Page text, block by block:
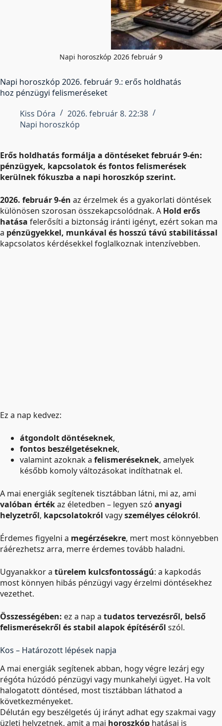
Napi horoszkóp 2026 február 9
Napi horoszkóp 2026. február 9.: erős holdhatás
hoz pénzügyi felismeréseket
Kiss Dóra
2026. február 8. 22:38
Napi horoszkóp
Erős holdhatás formálja a döntéseket február 9-én:
pénzügyek, kapcsolatok és fontos felismerések
kerülnek fókuszba a napi horoszkóp szerint.
2026. február 9-én az érzelmek és a gyakorlati döntések
különösen szorosan összekapcsolódnak. A Hold erős
hatása felerősíti a biztonság iránti igényt, ezért sokan ma
a pénzügyekkel, munkával és hosszú távú stabilitással
kapcsolatos kérdésekkel foglalkoznak intenzívebben.
Ez a nap kedvez:
átgondolt döntéseknek,
fontos beszélgetéseknek,
valamint azoknak a felismeréseknek, amelyek
később komoly változásokat indíthatnak el.
A mai energiák segítenek tisztábban látni, mi az, ami
valóban értékaz életedben – legyen szó anyagi
helyzetről, kapcsolatokról vagyszemélyes célokról.
Érdemes figyelni a megérzésekre, mert most könnyebben
ráérezhetsz arra, merre érdemes tovább haladni.
Ugyanakkor a türelem kulcsfontosságú: a kapkodás
most könnyen hibás pénzügyi vagy érzelmi döntésekhez
vezethet.
Összességében: ez a nap a tudatos tervezésről, belső
felismerésekről és stabil alapok építéséről szól.
Kos – Határozott lépések napja
A mai energiák segítenek abban, hogy végre lezárj egy
régóta húzódó pénzügyi vagy munkahelyi ügyet. Ha volt
halogatott döntésed, most tisztábban láthatod a
következményeket.
Délután egy beszélgetés új irányt adhat egy szakmai vagy
üzleti helyzetnek, amit a mai horoszkóp hatásai is